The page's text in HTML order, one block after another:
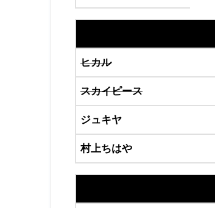
ヒカル
スカイピース
ジュキヤ
村上ちはや